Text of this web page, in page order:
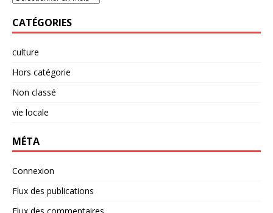
CATÉGORIES
culture
Hors catégorie
Non classé
vie locale
MÉTA
Connexion
Flux des publications